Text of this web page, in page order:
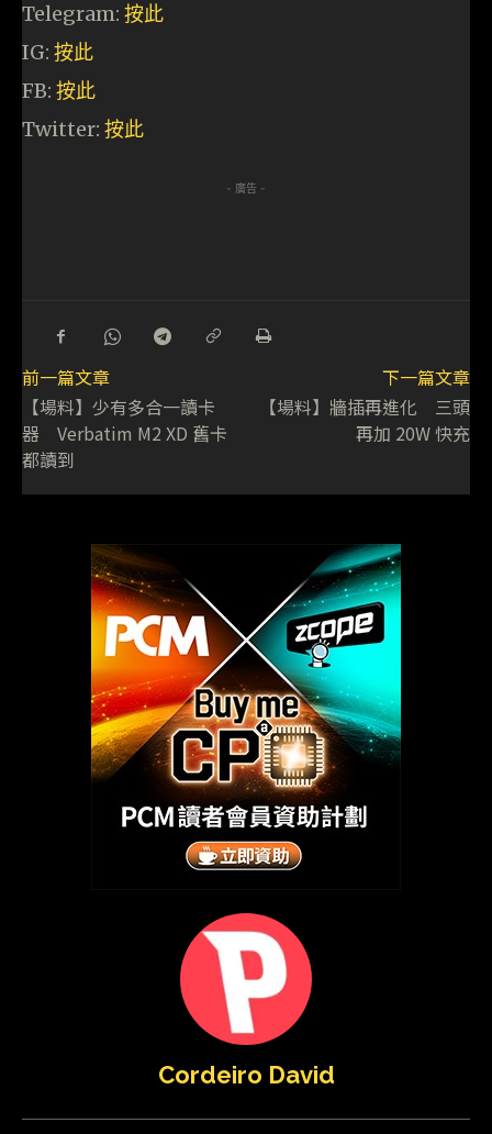
Telegram: 按此
IG: 按此
FB: 按此
Twitter: 按此
- 廣告 -
前一篇文章
【場料】少有多合一讀卡
器 Verbatim M2 XD 舊卡
都讀到
下一篇文章
【場料】牆插再進化 三頭
再加 20W 快充
Cordeiro David